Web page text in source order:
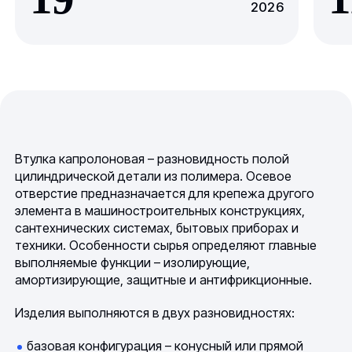
2026
Втулкакапролоновая – разновидность полой
цилиндрической детали из полимера. Осевое
отверстие предназначается для крепежа другого
элемента в машиностроительных конструкциях,
сантехнических системах, бытовых приборах и
техники. Особенности сырья определяют главные
выполняемые функции – изолирующие,
амортизирующие, защитные и антифрикционные.
Изделия выполняются в двух разновидностях:
базовая конфигурация – конусный или прямой